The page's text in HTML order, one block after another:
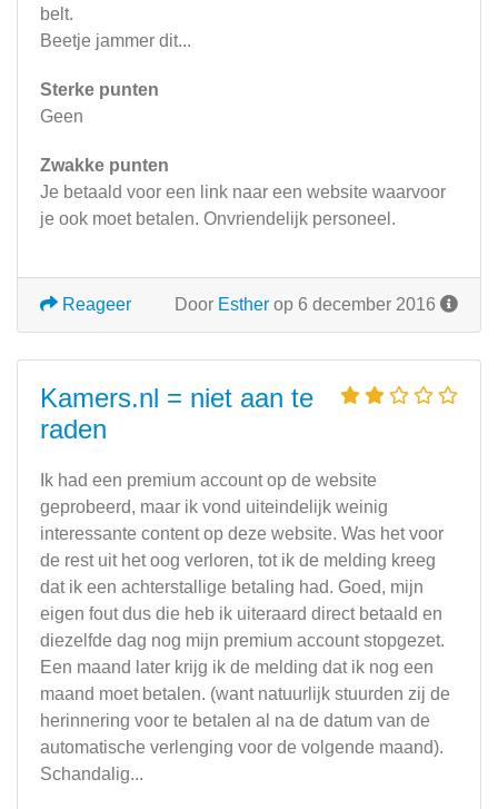
belt.
Beetje jammer dit...
Sterke punten
Geen
Zwakke punten
Je betaald voor een link naar een website waarvoor
je ook moet betalen. Onvriendelijk personeel.
Door Esther op 6 december 2016
Reageer
Kamers.nl = niet aan te
raden
Ik had een premium account op de website
geprobeerd, maar ik vond uiteindelijk weinig
interessante content op deze website. Was het voor
de rest uit het oog verloren, tot ik de melding kreeg
dat ik een achterstallige betaling had. Goed, mijn
eigen fout dus die heb ik uiteraard direct betaald en
diezelfde dag nog mijn premium account stopgezet.
Een maand later krijg ik de melding dat ik nog een
maand moet betalen. (want natuurlijk stuurden zij de
herinnering voor te betalen al na de datum van de
automatische verlenging voor de volgende maand).
Schandalig...